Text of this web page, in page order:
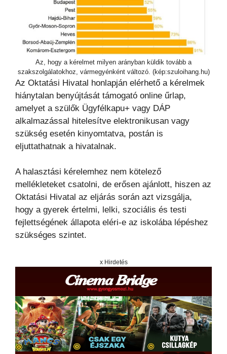
Az, hogy a kérelmet milyen arányban küldik tovább a
szakszolgálatokhoz, vármegyénként változó. (kép:szuloihang.hu)
Az Oktatási Hivatal honlapján elérhető a kérelmek
hiánytalan benyújtását támogató online űrlap,
amelyet a szülők Ügyfélkapu+ vagy DÁP
alkalmazással hitelesítve elektronikusan vagy
szükség esetén kinyomtatva, postán is
eljuttathatnak a hivatalnak.
A halasztási kérelemhez nem kötelező
mellékleteket csatolni, de erősen ajánlott, hiszen az
Oktatási Hivatal az eljárás során azt vizsgálja,
hogy a gyerek értelmi, lelki, szociális és testi
fejlettségének állapota eléri-e az iskolába lépéshez
szükséges szintet.
x Hirdetés